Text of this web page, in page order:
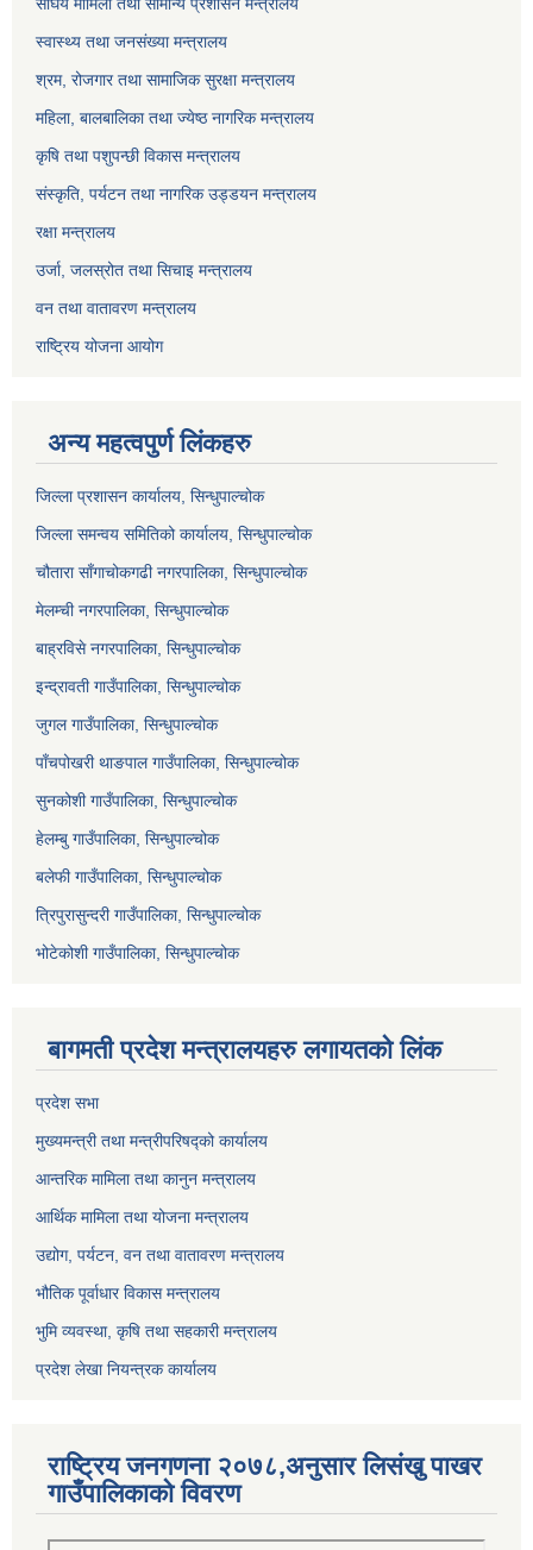
संघिय मामिला तथा सामान्य प्रशासन मन्त्रालय
स्वास्थ्य तथा जनसंख्या मन्त्रालय
श्रम, रोजगार तथा सामाजिक सुरक्षा मन्त्रालय
महिला, बालबालिका तथा ज्येष्ठ नागरिक मन्त्रालय
कृषि तथा पशुपन्छी विकास मन्त्रालय
संस्कृति, पर्यटन तथा नागरिक उड्डयन मन्त्रालय
रक्षा मन्त्रालय
उर्जा, जलस्रोत तथा सिचाइ मन्त्रालय
वन तथा वातावरण मन्त्रालय
राष्ट्रिय योजना आयोग
अन्य महत्वपुर्ण लिंकहरु
जिल्ला प्रशासन कार्यालय, सिन्धुपाल्चोक
जिल्ला समन्वय समितिको कार्यालय, सिन्धुपाल्चोक
चौतारा साँगाचोकगढी नगरपालिका, सिन्धुपाल्चोक
मेलम्ची नगरपालिका, सिन्धुपाल्चोक
बाह्रविसे नगरपालिका, सिन्धुपाल्चोक
इन्द्रावती गाउँपालिका, सिन्धुपाल्चोक
जुगल गाउँपालिका, सिन्धुपाल्चोक
पाँचपोखरी थाङपाल गाउँपालिका, सिन्धुपाल्चोक
सुनकोशी गाउँपालिका, सिन्धुपाल्चोक
हेलम्बु गाउँपालिका, सिन्धुपाल्चोक
बलेफी गाउँपालिका, सिन्धुपाल्चोक
त्रिपुरासुन्दरी गाउँपालिका, सिन्धुपाल्चोक
भोटेकोशी गाउँपालिका, सिन्धुपाल्चोक
बागमती प्रदेश मन्त्रालयहरु लगायतको लिंक
प्रदेश सभा
मुख्यमन्त्री तथा मन्त्रीपरिषद्को कार्यालय
आन्तरिक मामिला तथा कानुन मन्त्रालय
आर्थिक मामिला तथा योजना मन्त्रालय
उद्योग, पर्यटन, वन तथा वातावरण मन्त्रालय
भौतिक पूर्वाधार विकास मन्त्रालय
भुमि व्यवस्था, कृषि तथा सहकारी मन्त्रालय
प्रदेश लेखा नियन्त्रक कार्यालय
राष्ट्रिय जनगणना २०७८,अनुसार लिसंखु पाखर
गाउँपालिकाको विवरण